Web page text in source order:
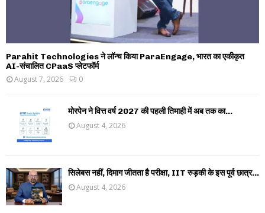
Parahit Technologies ने लॉन्च किया ParaEngage, भारत का एकीकृत
AI-संचालित CPaaS प्लेटफॉर्म
August 7, 2026
0
मोरपेन ने वित्त वर्ष 2027 की पहली तिमाही में अब तक का...
August 4, 2026
सिलेबस नहीं, दिमाग जीतता है परीक्षा, IIT रुड़की के इस पूर्व छात्र...
August 4, 2026